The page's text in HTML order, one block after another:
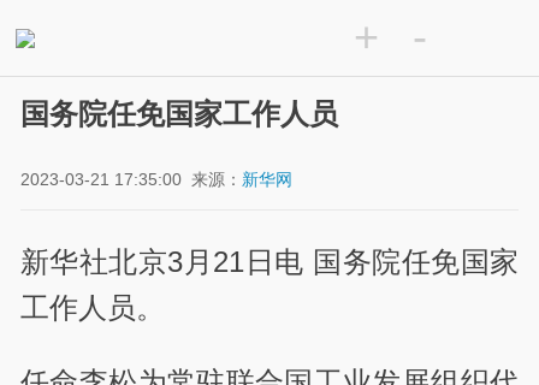
+ -
国务院任免国家工作人员
2023-03-21 17:35:00 来源： 新华网
新华社北京3月21日电 国务院任免国家
工作人员。